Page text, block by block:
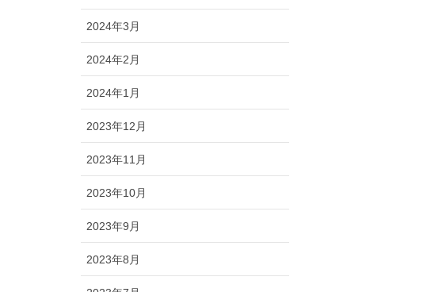
2024年3月
2024年2月
2024年1月
2023年12月
2023年11月
2023年10月
2023年9月
2023年8月